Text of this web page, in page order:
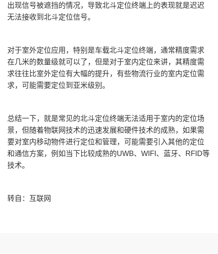
出现信号被遮挡的情况，导致北斗定位终端上的表现就是迟迟
无法接收到北斗定位信号。
对于室外定位应用，特别是车载北斗定位终端，通常精度需求
在几米的数量级就可以了，但是对于室内定位来讲，其精度需
求往往比室外定位有大幅的提升，有些物流行业的室内定位需
求，可能需要定位到亚米级别。
总结一下，就是常见的北斗定位终端无法适用于室内的定位场
景，但随着物联网技术的迅速发展和硬件技术的成熟，如果需
要对室内移动物件进行定位和管理，可能需要引入其他的定位
和通信方案，例如当下比较成熟的UWB、WIFI、蓝牙、RFID等
技术。
转自：互联网